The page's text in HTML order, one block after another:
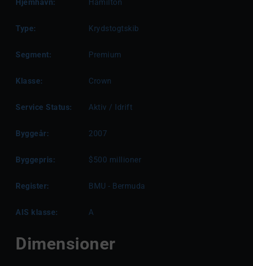
Hjemhavn: Hamilton
Type: Krydstogtskib
Segment: Premium
Klasse: Crown
Service Status: Aktiv / Idrift
Byggeår: 2007
Byggepris: $500 millioner
Register: BMU - Bermuda
AIS klasse: A
Dimensioner